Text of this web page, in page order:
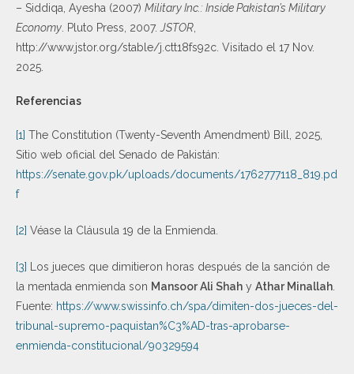
– Siddiqa, Ayesha (2007) Military Inc.: Inside Pakistan’s Military
Economy . Pluto Press, 2007. JSTOR
http://www.jstor.org/stable/j.ctt18fs92c. Visitado el 17 Nov.
2025.
Referencias
[1] The Constitution (Twenty-Seventh Amendment) Bill, 2025,
Sitio web oficial del Senado de Pakistán:
https://senate.gov.pk/uploads/documents/1762777118_819.pd
f
[2] Véase la Cláusula 19 de la Enmienda.
[3]
Los jueces que dimitieron horas después de la sanción de
la mentada enmienda son Mansoor Ali Shah y Athar Minallah
Fuente: https://www.swissinfo.ch/spa/dimiten-dos-jueces-del-
tribunal-supremo-paquistan%C3%AD-tras-aprobarse-
enmienda-constitucional/90329594